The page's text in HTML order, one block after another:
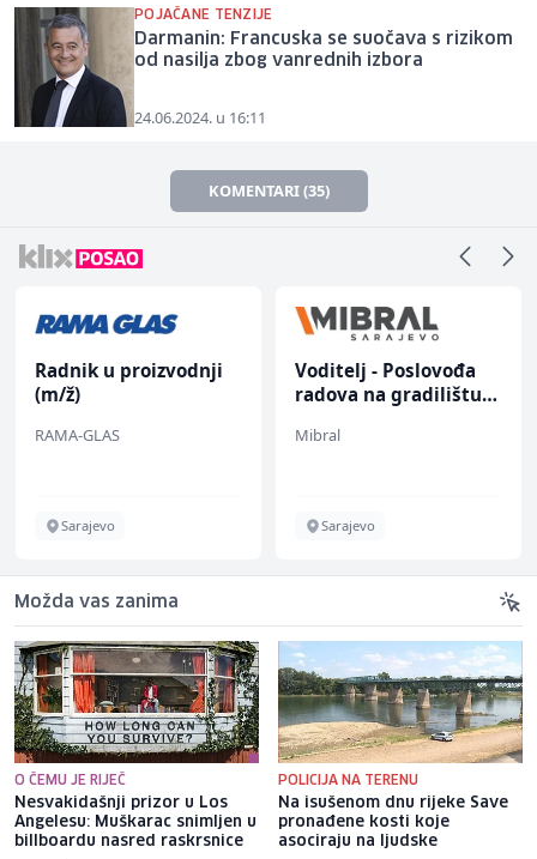
POJAČANE TENZIJE
Darmanin: Francuska se suočava s rizikom
od nasilja zbog vanrednih izbora
24.06.2024. u 16:11
KOMENTARI (35)
Radnik u proizvodnji
(m/ž)
RAMA-GLAS
Sarajevo
Voditelj - Poslovođa
radova na gradilištu
Mibral
Sarajevo
Možda vas zanima
O ČEMU JE RIJEČ
Nesvakidašnji prizor u Los
Angelesu: Muškarac snimljen u
billboardu nasred raskrsnice
POLICIJA NA TERENU
Na isušenom dnu rijeke Save
pronađene kosti koje
asociraju na ljudske